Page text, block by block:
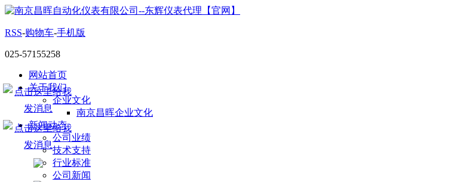
RSS-购物车-手机版
025-57155258
网站首页
关于我们
企业文化
南京昌晖企业文化
新闻动态
公司业绩
技术支持
行业标准
公司新闻